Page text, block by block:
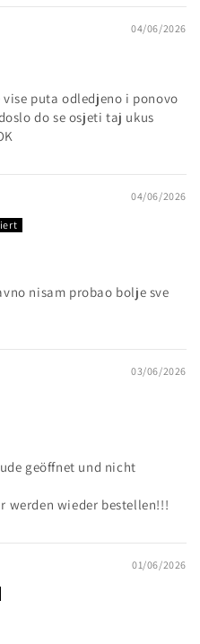
04/06/2026
puta odledjeno i ponovo
do se osjeti taj ukus
04/06/2026
nisam probao bolje sve
03/06/2026
geöffnet und nicht
werden wieder bestellen!!!
01/06/2026